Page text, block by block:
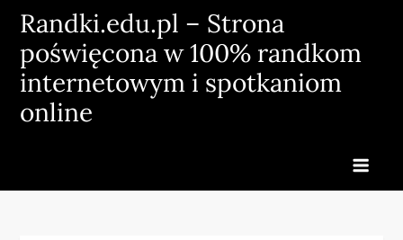
Skip
content
Randki.edu.pl – Strona
poświęcona w 100% randkom
internetowym i spotkaniom
online